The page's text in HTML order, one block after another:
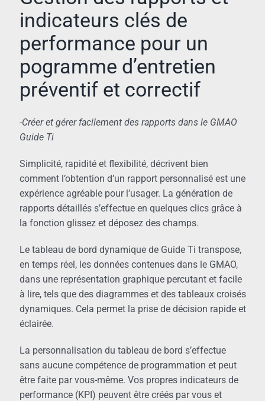
indicateurs clés de
performance pour un
pogramme d’entretien
préventif et correctif
-Créer et gérer facilement des rapports dans le GMAO
Guide Ti
Simplicité, rapidité et flexibilité, décrivent bien
comment l’obtention d’un rapport personnalisé est une
expérience agréable pour l’usager. La génération de
rapports détaillés s’effectue en quelques clics grâce à
la fonction glissez et déposez des champs.
Le tableau de bord dynamique de Guide Ti transpose,
en temps réel, les données contenues dans le GMAO,
dans une représentation graphique percutant et facile
à lire, tels que des diagrammes et des tableaux croisés
dynamiques. Cela permet la prise de décision rapide et
éclairée.
La personnalisation du tableau de bord s’effectue
sans aucune compétence de programmation et peut
être faite par vous-même. Vos propres indicateurs de
performance (KPI) peuvent être créés par vous et